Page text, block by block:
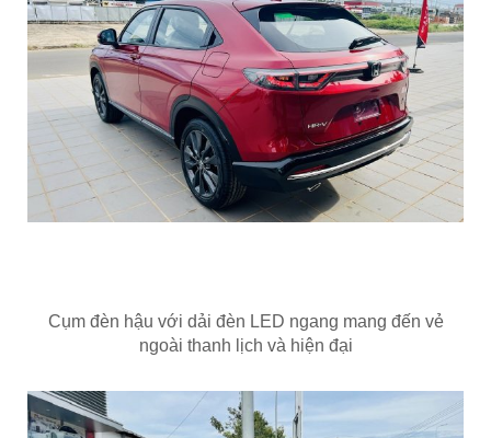
Cụm đèn hậu với dải đèn LED ngang mang đến vẻ
ngoài thanh lịch và hiện đại